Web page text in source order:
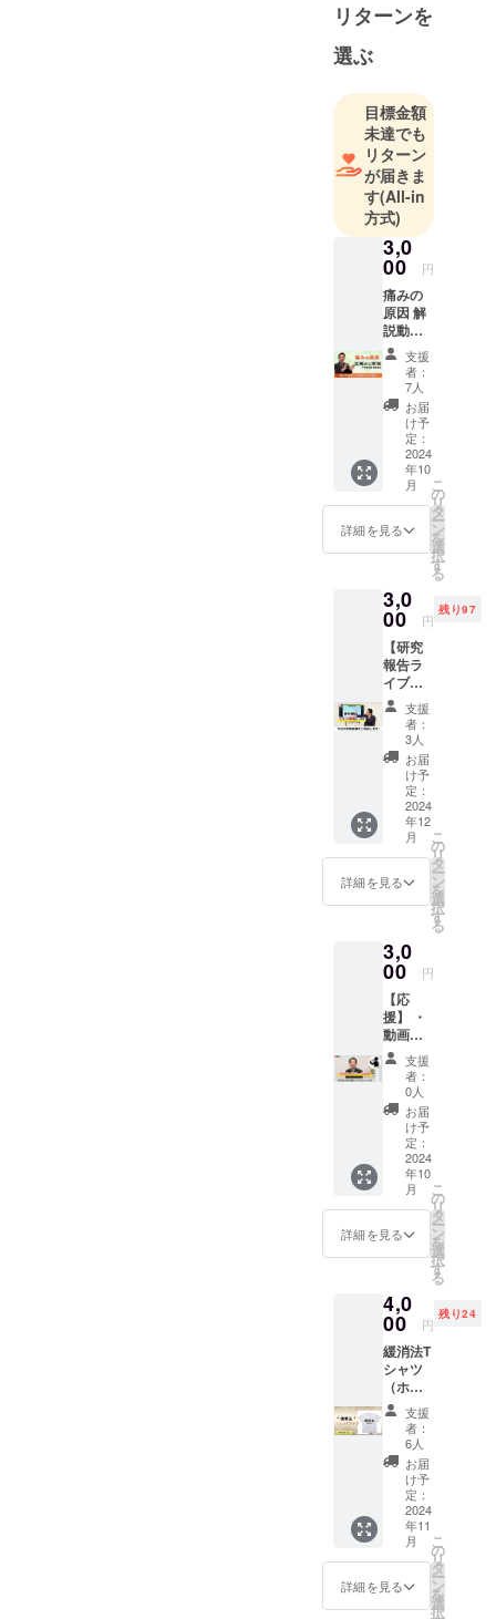
人間の痛み
の原因を解
明し、多く
の患者さん
に痛みの原
因を伝え、
改善方法の
指導を行う
かたわら、
医療現場で
は解明され
ていない難
病や原因不
明の痛みや
病気につい
て、日々研
究を行って
リターンを
選ぶ
目標金額
未達でも
リターン
が届きま
す(All-in
方式)
3,0
00 円
痛みの
原因 解
説動
画 45
分 【痛
みの真
実 ～
腰・手
首・膝
がなぜ
痛くな
るの
か、痛
みが出
る人と
出ない
い ～】
※ご支援
を確認
後、準
備でき
次第
メール
にて動
画のリ
ンクを
お送り
しま
す。 ※
なお、
支援画
面に
て、支
能で
す。何
卒、ご
協力の
ほどよ
ろしく
お願い
します
支援
者：
7人
お届
け予
定：
2024
年10
月
詳細を見る
こ
の
リ
タ
ー
ン
を
選
択
す
る
3,0
00 円
残り97
【研究
報告ラ
イブ配
信 参
加】1時
催日
は、12
月の平
日の夜
を予定
してお
りま
す。 開
催日程
が決ま
たら、
改めて
ご連絡
させて
いただ
きま
す。 ※
当日ご
参加が
できな
い方
も、
アーカ
イブを
ご視聴
いただ
けるよ
す。 ※
なお、
支援画
面に
て、支
援金額
の上乗
せが可
能で
す。何
卒、ご
協力の
ほどよ
ろしく
お願い
します
支援
者：
3人
お届
け予
定：
2024
年12
月
詳細を見る
こ
の
リ
タ
ー
ン
を
選
択
す
る
3,0
00 円
【応
援】 ・
動画付
き感謝
のメッ
セージ
坂戸
先生よ
りお礼
の動画
と、
メール
での
メッ
セージ
をお送
しま
す。 ※
ご支援
を確認
後、準
備でき
次第
メール
にて動
画のリ
ンクを
お送り
しま
す。
※【手軽
に応援
5,000
支援
者：
0人
お届
け予
定：
2024
年10
月
詳細を見る
こ
の
リ
タ
ー
ン
を
選
択
す
る
4,0
00 円
残り24
緩消法T
シャツ
（ホワ
イ
ト）
・サイ
ズ：L
・カ
ラー：
ホワイ
真はイ
メージ
です。
支援
者：
6人
お届
け予
定：
2024
年11
月
詳細を見る
こ
の
リ
タ
ー
ン
を
選
択